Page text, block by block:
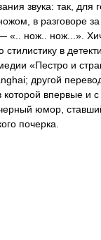
звука: так, для
в разговоре
«.. нож.. нож...».
стилистику в
«Пестро и
другой
впервые и
юмор,
почерка.